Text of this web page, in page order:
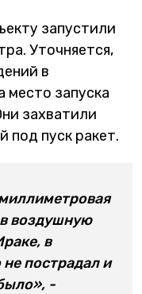
запустили
Уточняется,
в
место запуска
захватили
под пуск ракет.
воздушную
в
не пострадал и
-